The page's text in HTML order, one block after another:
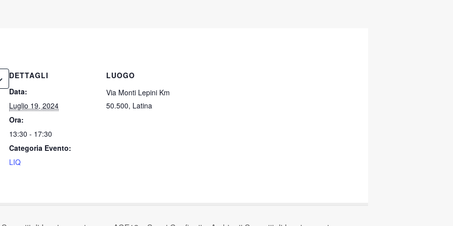
DETTAGLI
Data:
Luglio 19, 2024
Ora:
13:30 - 17:30
Categoria Evento:
LIQ
LUOGO
Via Monti Lepini Km
50.500, Latina